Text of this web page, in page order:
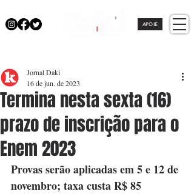
APOIE
Termina nesta sexta (16)
prazo de inscrição para o
Enem 2023
Jornal Daki
16 de jun. de 2023
Provas serão aplicadas em 5 e 12 de
novembro; taxa custa R$ 85